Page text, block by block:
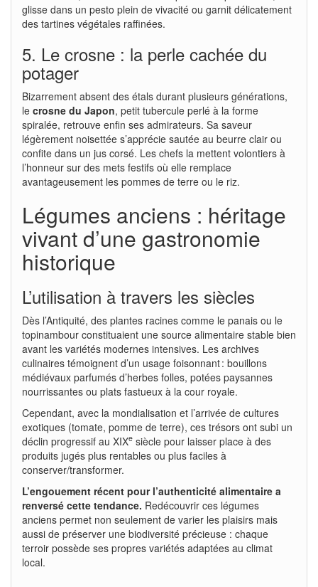
glisse dans un pesto plein de vivacité ou garnit délicatement
des tartines végétales raffinées.
5. Le crosne : la perle cachée du
potager
Bizarrement absent des étals durant plusieurs générations,
le crosne du Japon, petit tubercule perlé à la forme
spiralée, retrouve enfin ses admirateurs. Sa saveur
légèrement noisettée s’apprécie sautée au beurre clair ou
confite dans un jus corsé. Les chefs la mettent volontiers à
l’honneur sur des mets festifs où elle remplace
avantageusement les pommes de terre ou le riz.
Légumes anciens : héritage
vivant d’une gastronomie
historique
L’utilisation à travers les siècles
Dès l’Antiquité, des plantes racines comme le panais ou le
topinambour constituaient une source alimentaire stable bien
avant les variétés modernes intensives. Les archives
culinaires témoignent d’un usage foisonnant : bouillons
médiévaux parfumés d’herbes folles, potées paysannes
nourrissantes ou plats fastueux à la cour royale.
Cependant, avec la mondialisation et l’arrivée de cultures
exotiques (tomate, pomme de terre), ces trésors ont subi un
déclin progressif au XIXe siècle pour laisser place à des
produits jugés plus rentables ou plus faciles à
conserver/transformer.
L’engouement récent pour l’authenticité alimentaire a
renversé cette tendance. Redécouvrir ces légumes
anciens permet non seulement de varier les plaisirs mais
aussi de préserver une biodiversité précieuse : chaque
terroir possède ses propres variétés adaptées au climat
local.